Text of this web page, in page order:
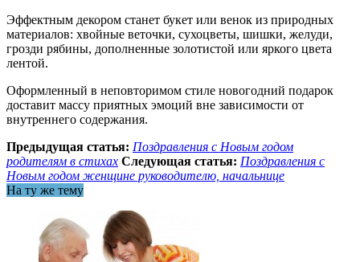
Эффектным декором станет букет или венок из природных
материалов: хвойные веточки, сухоцветы, шишки, желуди,
грозди рябины, дополненные золотистой или яркого цвета
лентой.
Оформленный в неповторимом стиле новогодний подарок
доставит массу приятных эмоций вне зависимости от
внутреннего содержания.
Предыдущая статья: Поздравления с Новым годом
родителям в стихах Следующая статья: Поздравления с
Новым годом женщине руководителю, начальнице
На ту же тему